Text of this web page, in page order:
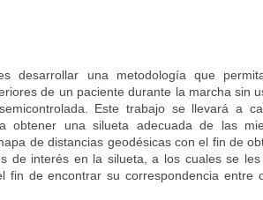
desarrollar una metodología que
de un paciente durante la marcha sin
Este trabajo se llevará a
obtener una silueta adecuada de las
de distancias geodésicas con el fin de
de interés en la silueta, a los cuales se
fin de encontrar su correspondencia entre